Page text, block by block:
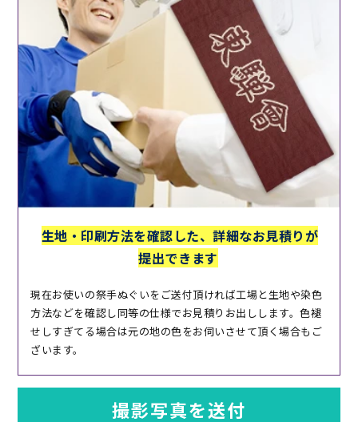
生地・印刷方法を確認した、詳細なお見積りが
提出できます
現在お使いの祭手ぬぐいをご送付頂ければ工場と生地や染色
方法などを確認し同等の仕様でお見積りお出しします。色褪
せしすぎてる場合は元の地の色をお伺いさせて頂く場合もご
ざいます。
撮影写真を送付